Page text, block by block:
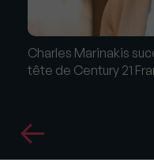
Charles Marinakis
tête de Century 21